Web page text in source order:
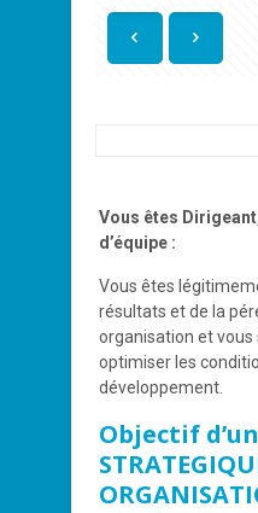
Vous êtes
d’équipe :
Vous êtes
résultats et de la
organisation et
optimiser les
développement.
Objectif